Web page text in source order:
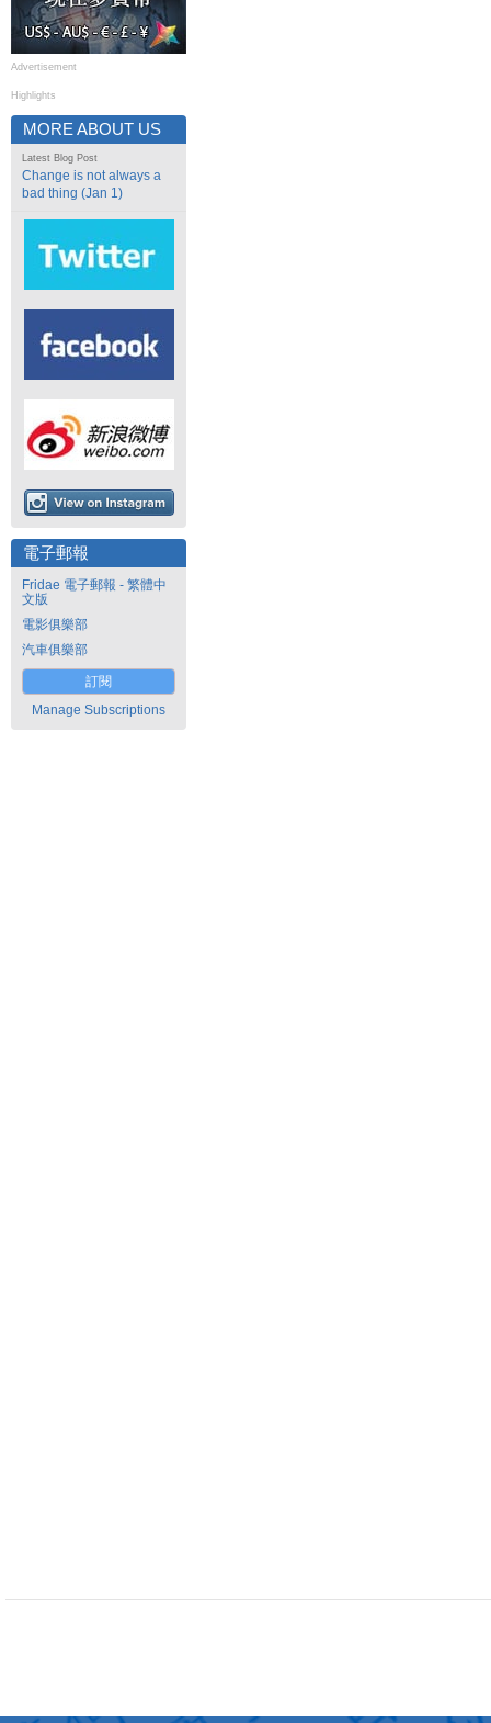
Advertisement
Highlights
MORE ABOUT US
Latest Blog Post
Change is not always a
bad thing (Jan 1)
電子郵報
Fridae 電子郵報 - 繁體中
文版
電影俱樂部
汽車俱樂部
訂閱
Manage Subscriptions